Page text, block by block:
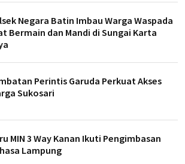
Negara Batin Imbau Warga Waspada
Bermain dan Mandi di Sungai Karta
Perintis Garuda Perkuat Akses
Sukosari
MIN 3 Way Kanan Ikuti Pengimbasan
Lampung